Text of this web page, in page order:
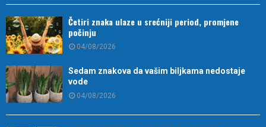
Četiri znaka ulaze u srećniji period, promjene
počinju
04/08/2026
Sedam znakova da vašim biljkama nedostaje
vode
04/08/2026